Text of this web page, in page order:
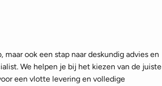
ook een stap naar deskundig advies en
We helpen je bij het kiezen van de juiste
een vlotte levering en volledige